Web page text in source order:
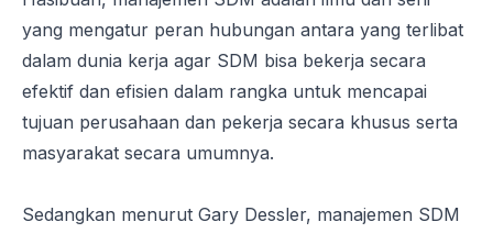
yang mengatur peran hubungan antara yang terlibat
dalam dunia kerja agar SDM bisa bekerja secara
efektif dan efisien dalam rangka untuk mencapai
tujuan perusahaan dan pekerja secara khusus serta
masyarakat secara umumnya.
Sedangkan menurut Gary Dessler, manajemen SDM